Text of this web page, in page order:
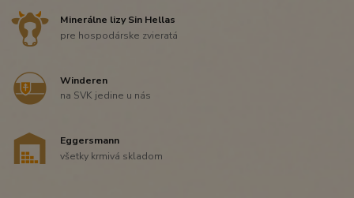
Minerálne lizy Sin Hellas
pre hospodárske zvieratá
Winderen
na SVK jedine u nás
Eggersmann
všetky krmivá skladom